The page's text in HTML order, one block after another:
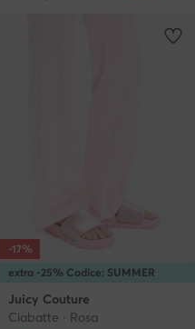
extra -25% Codice: SUMMER
-17%
Juicy Couture
Ciabatte · Rosa